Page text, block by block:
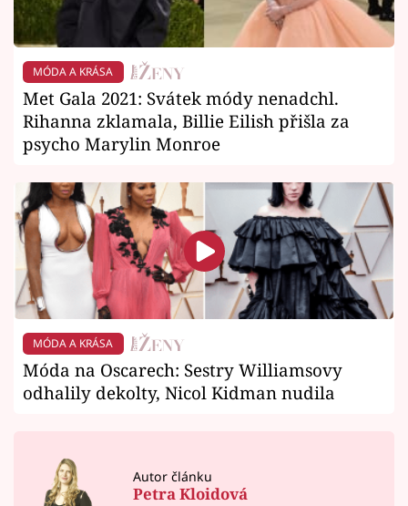
MÓDA A KRÁSA
Met Gala 2021: Svátek módy nenadchl.
Rihanna zklamala, Billie Eilish přišla za
psycho Marylin Monroe
MÓDA A KRÁSA
Móda na Oscarech: Sestry Williamsovy
odhalily dekolty, Nicol Kidman nudila
Autor článku
Petra Kloidová